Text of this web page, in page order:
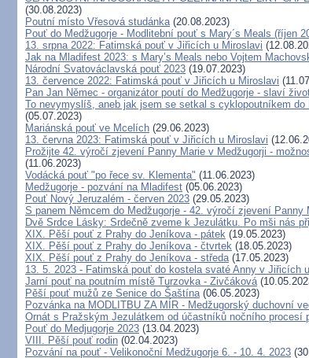
(30.08.2023)
Poutní místo Vřesová studánka(20.08.2023)
Pouť do Medžugorje - Modlitební pouť s Mary´s Meals (říjen
13. srpna 2022: Fatimská pouť v Jiřicích u Miroslavi
Jak na Mladifest 2023: s Mary’s Meals nebo Vojtem
Národní Svatováclavská pouť 2023 (19.07.2023)
13. července 2022: Fatimská pouť v Jiřicích u Miroslavi
Pan Jan Němec - organizátor poutí do Medžugorje - slaví
To nevymyslíš, aneb jak jsem se setkal s cyklopoutníkem
(05.07.2023)
Mariánská pouť ve Mcelích (29.06.2023)
13. června 2023: Fatimská pouť v Jiřicích u Miroslavi
Prožijte 42. výročí zjevení Panny Marie v Medžugorji -
(11.06.2023)
Vodácká pouť "po řece sv. Klementa" (11.06.2023)
Medžugorje - pozvání na Mladifest (05.06.2023)
Pouť Nový Jeruzalém - červen 2023 (29.05.2023)
S panem Němcem do Medžugorje - 42. výročí zjevení Panny
Dvě Srdce Lásky: Srdečně zveme k Jezulátku. Po mši nás
XIX. Pěší pouť z Prahy do Jeníkova - pátek (19.05.2023)
XIX. Pěší pouť z Prahy do Jeníkova - čtvrtek (18.05.2023)
XIX. Pěší pouť z Prahy do Jeníkova - středa(17.05.2023)
13. 5. 2023 - Fatimská pouť do kostela svaté Anny v Jiřicích
Jarní pouť na poutním místě Turzovka - Zivčáková
Pěší pouť mužů ze Senice do Šaštína(06.05.2023)
Pozvánka na MODLITBU ZA MÍR - Medžugorský duchovní
Ornát s Pražským Jezulátkem od účastníků nočního procesí
Pouť do Medjugorje 2023 (13.04.2023)
VIII. Pěší pouť rodin (02.04.2023)
Pozvání na pouť - Velikonoční Medžugorje 6. - 10. 4. 2023